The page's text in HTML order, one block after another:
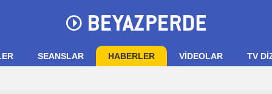
SEANSLAR HABERLER VIDEOLAR TV